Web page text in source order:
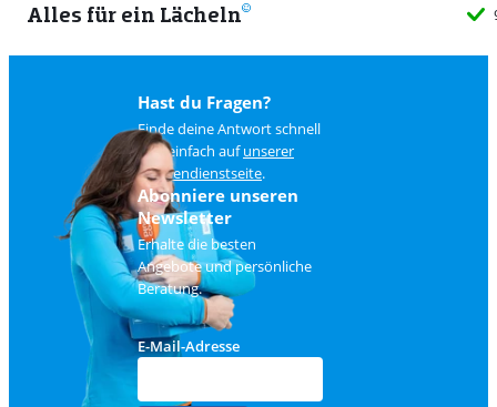
Alles für ein Lächeln
Hast du Fragen?
Finde deine Antwort schnell
und einfach aufunserer
Kundendienstseite.
Abonniere unseren
Newsletter
Erhalte die besten
Angebote und persönliche
Beratung.
E-Mail-Adresse